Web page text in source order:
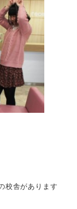
校舎があります